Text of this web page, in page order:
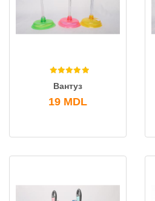
Вантуз
19 MDL